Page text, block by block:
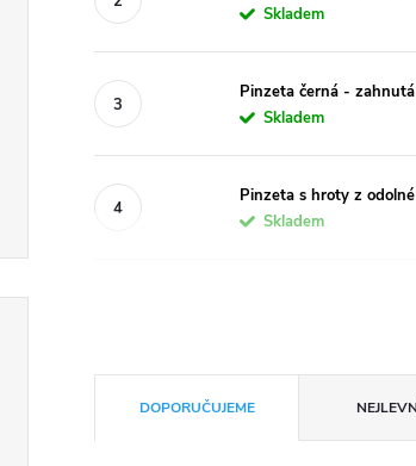
Skladem
Pinzeta černá -
Skladem
Pinzeta s hroty z
Skladem
DOPORUČUJEME